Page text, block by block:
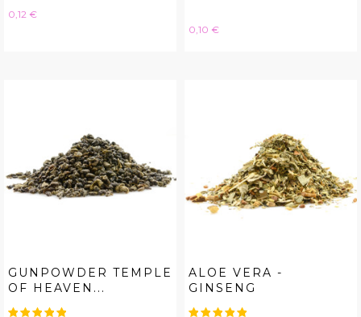
Hinta
0,12 €
Hinta
0,10 €
GUNPOWDER TEMPLE
OF HEAVEN...
ALOE VERA -
GINSENG